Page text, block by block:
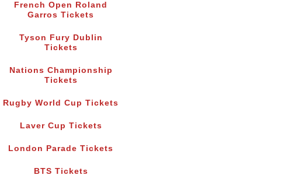
French Open Roland
Garros Tickets
Tyson Fury Dublin
Tickets
Nations Championship
Tickets
Rugby World Cup Tickets
Laver Cup Tickets
London Parade Tickets
BTS Tickets